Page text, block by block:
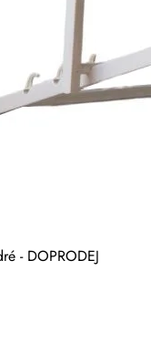
- DOPRODEJ